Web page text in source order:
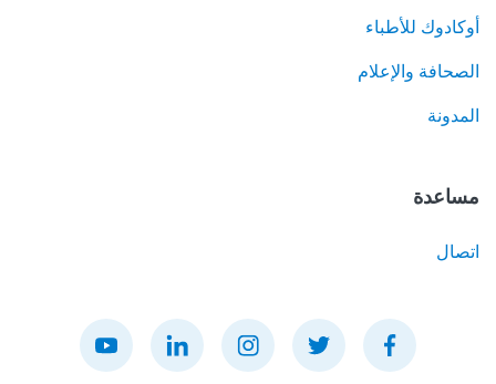
أوكادوك للأطباء
الصحافة والإعلام
المدونة
مساعدة
اتصال